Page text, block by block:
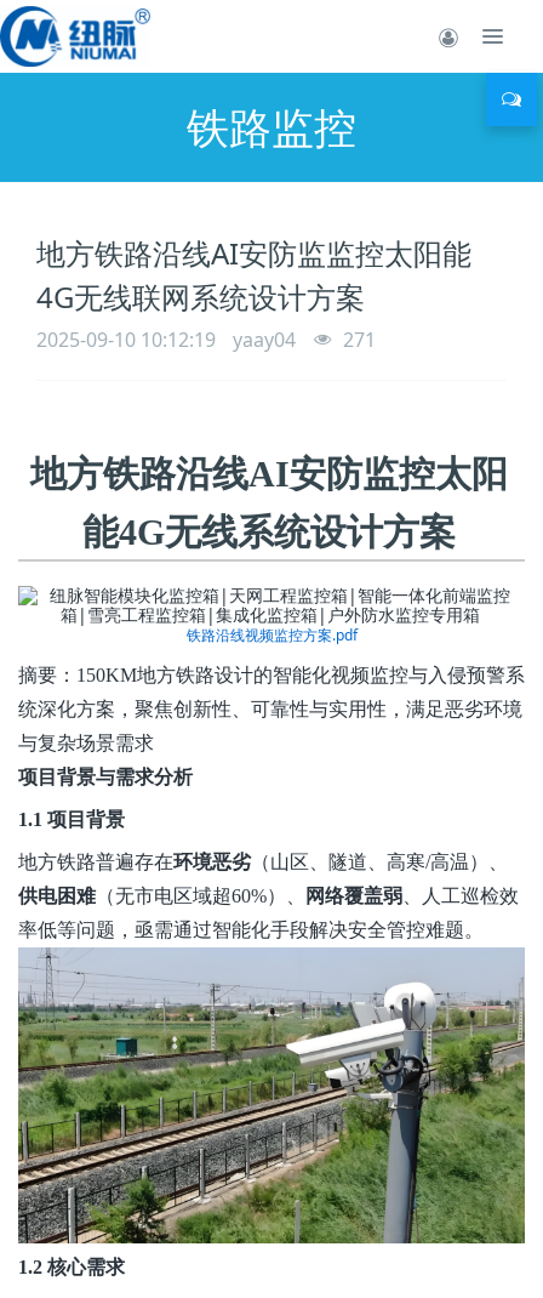
铁路监控
地方铁路沿线AI安防监监控太阳能
4G无线联网系统设计方案
2025-09-10 10:12:19 yaay04 271
地方铁路沿线AI安防监控太阳
能4G无线系统设计方案
铁路沿线视频监控方案.pdf
摘要： 150KM地方铁路设计的智能化视频监控与入侵预警系
统深化方案，聚焦创新性、可靠性与实用性，满足恶劣环境
与复杂场景需求
项目背景与需求分析
1.1 项目背景
地方铁路普遍存在环境恶劣（山区、隧道、高寒/高温）、
供电困难（无市电区域超60%）、 网络覆盖弱 、人工巡检效
率低等问题，亟需通过智能化手段解决安全管控难题。
1.2 核心需求